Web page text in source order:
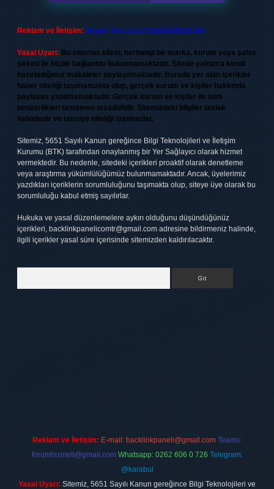
Reklam ve İletişim: Skype: live:.cid.575569c608265c69
Yasal Uyarı: Bu internet sitesi, herhangi bir marka, kurum veya şahıs
şirketi ile hiçbir bağlantısı bulunmamaktadır. Sitede yalnızca kendi
hazırladığımız makaleler paylaşılmaktadır. Burada yer alan içerikler
haber niteliği taşımamakta olup, gerçek kurum ve kişiler hakkında
paylaşım yapılmamaktadır. Gerçek kurum ve kişiler ile isim
benzerlikleri tamamen tesadüfidir. Sitemizdeki bilgiler taslak
halindedir ve tavsiye niteliği taşımazlar.
Sitemiz, 5651 Sayılı Kanun gereğince Bilgi Teknolojileri ve İletişim
Kurumu (BTK) tarafından onaylanmış bir Yer Sağlayıcı olarak hizmet
vermektedir. Bu nedenle, sitedeki içerikleri proaktif olarak denetleme
veya araştırma yükümlülüğümüz bulunmamaktadır. Ancak, üyelerimiz
yazdıkları içeriklerin sorumluluğunu taşımakta olup, siteye üye olarak bu
sorumluluğu kabul etmiş sayılırlar.
Hukuka ve yasal düzenlemelere aykırı olduğunu düşündüğünüz
içerikleri, backlinkpanelicomtr@gmail.com adresine bildirmeniz halinde,
ilgili içerikler yasal süre içerisinde sitemizden kaldırılacaktır.
Reklam ve İletişim: E-mail: backlinkpaneli@gmail.com Teams:
forumhizmeti@gmail.com Whatsapp: 0262 606 0 726 Telegram:
@karabul
Yasal Uyarı: Sitemiz, 5651 Sayılı Kanun gereğince Bilgi Teknolojileri ve